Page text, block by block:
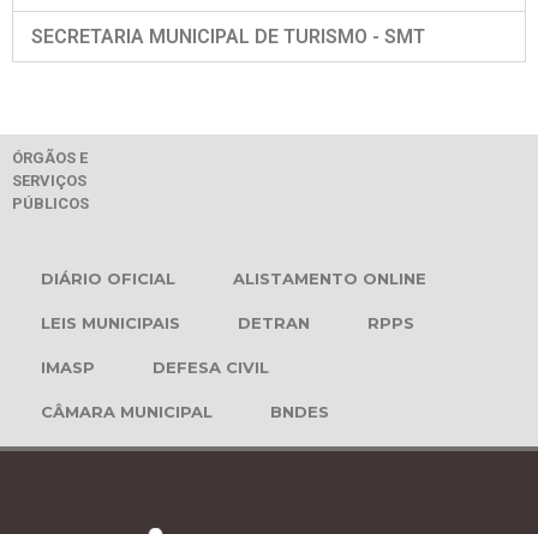
SECRETARIA MUNICIPAL DE TURISMO - SMT
ÓRGÃOS E
SERVIÇOS
PÚBLICOS
DIÁRIO OFICIAL ALISTAMENTO ONLINE
LEIS MUNICIPAIS DETRAN RPPS
IMASP DEFESA CIVIL
CÂMARA MUNICIPAL BNDES